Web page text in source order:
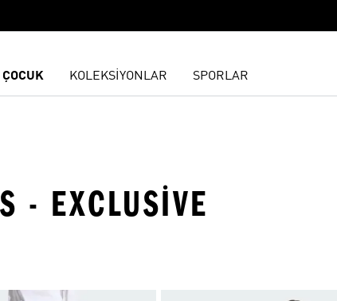
ÇOCUK KOLEKSİYONLAR SPORLAR
- EXCLUSIVE